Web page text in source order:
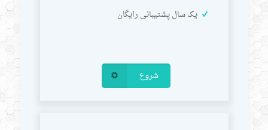
یک سال پشتیبانی رایگان
شروع